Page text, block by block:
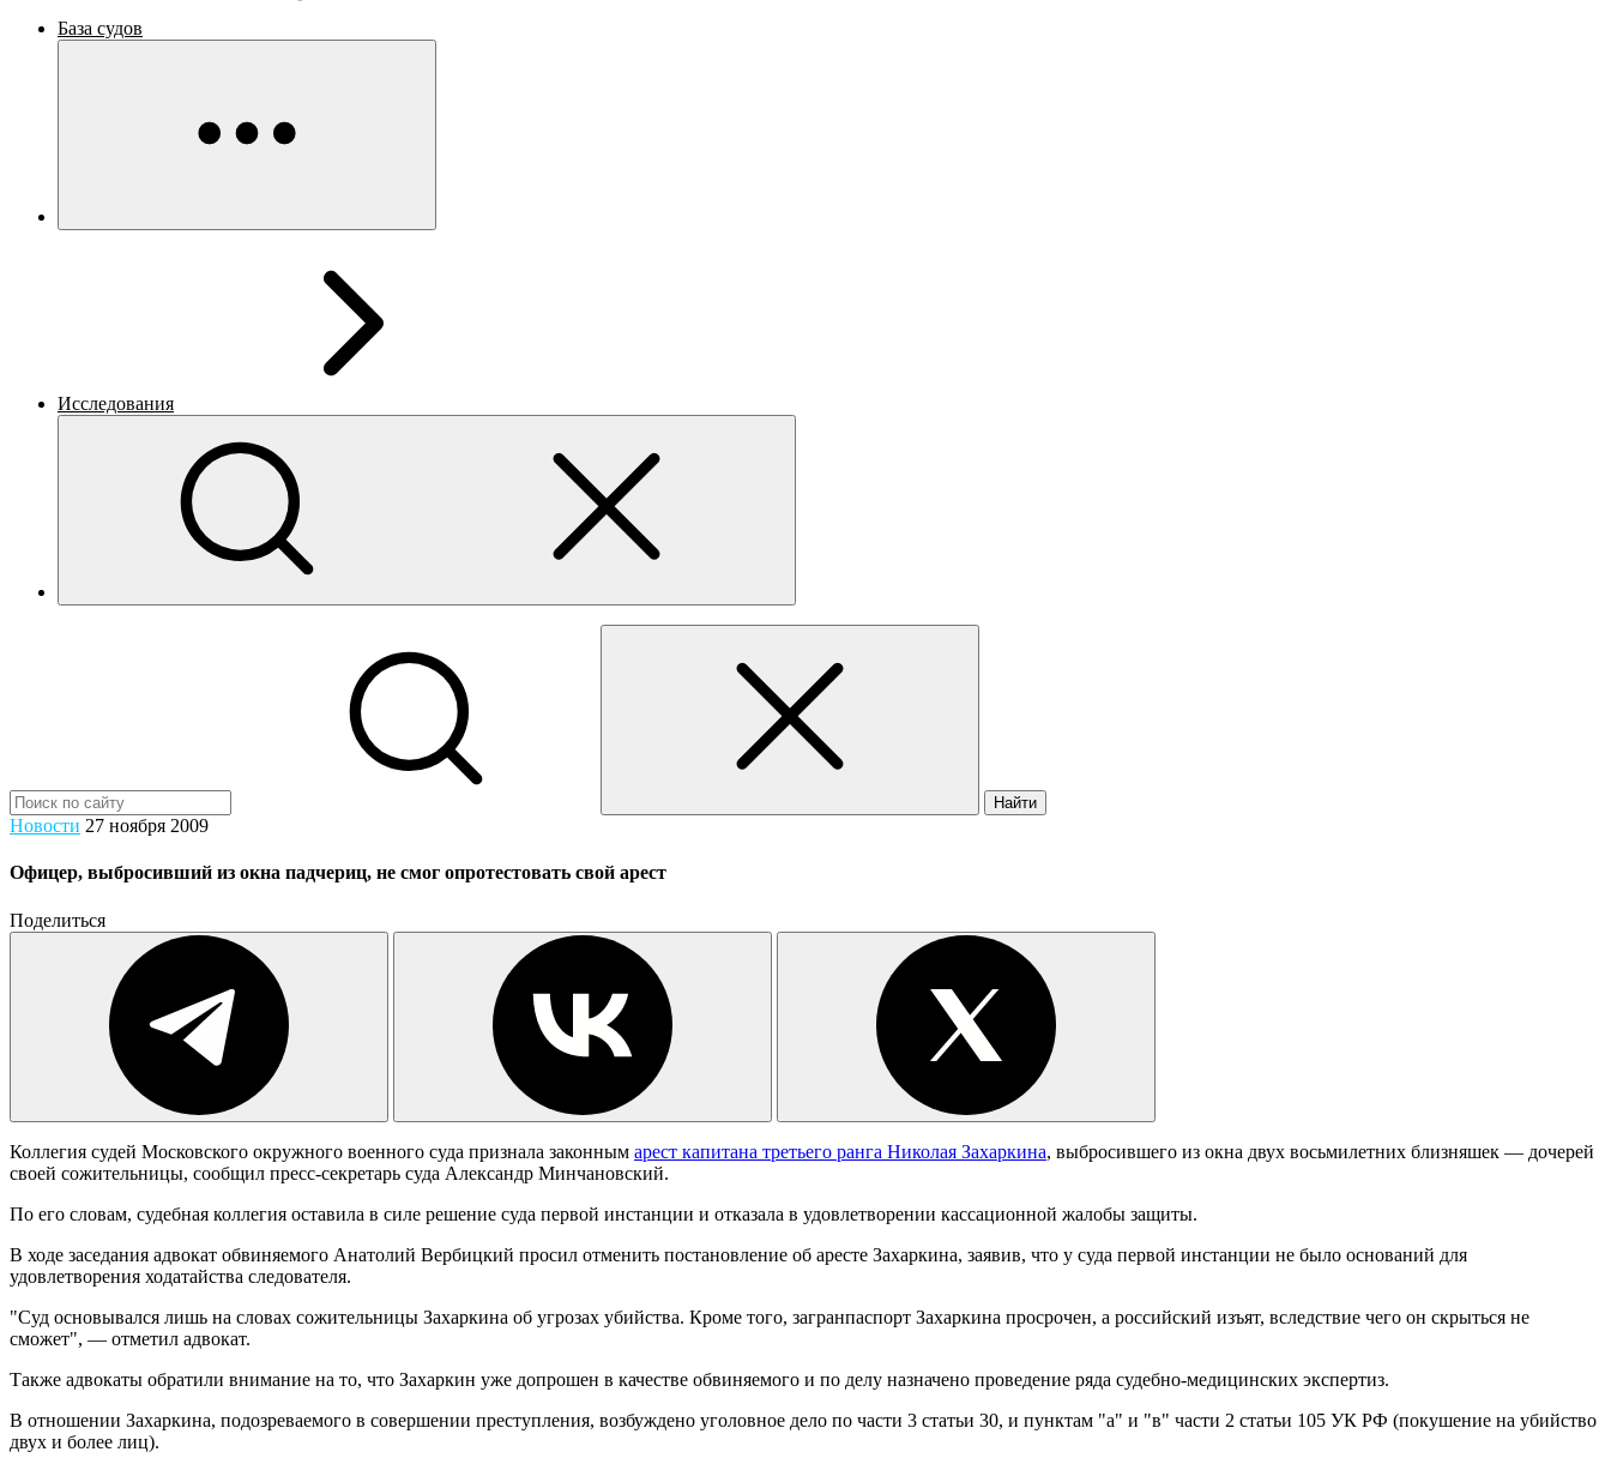
База судов
Исследования
Найти
Новости 27 ноября 2009
Офицер, выбросивший из окна падчериц, не смог опротестовать свой арест
Поделиться
Коллегия судей Московского окружного военного суда признала законным арест капитана третьего ранга Николая Захаркина, выбросившего из окна двух восьмилетних близняшек — дочерей
своей сожительницы, сообщил пресс-секретарь суда Александр Минчановский.
По его словам, судебная коллегия оставила в силе решение суда первой инстанции и отказала в удовлетворении кассационной жалобы защиты.
В ходе заседания адвокат обвиняемого Анатолий Вербицкий просил отменить постановление об аресте Захаркина, заявив, что у суда первой инстанции не было оснований для
удовлетворения ходатайства следователя.
"Суд основывался лишь на словах сожительницы Захаркина об угрозах убийства. Кроме того, загранпаспорт Захаркина просрочен, а российский изъят, вследствие чего он скрыться не
сможет", — отметил адвокат.
Также адвокаты обратили внимание на то, что Захаркин уже допрошен в качестве обвиняемого и по делу назначено проведение ряда судебно-медицинских экспертиз.
В отношении Захаркина, подозреваемого в совершении преступления, возбуждено уголовное дело по части 3 статьи 30, и пунктам "а" и "в" части 2 статьи 105 УК РФ (покушение на убийство
двух и более лиц).